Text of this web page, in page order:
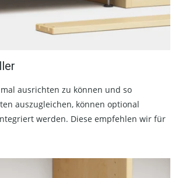
ausrichten zu können und so
auszugleichen, können optional
werden. Diese empfehlen wir für